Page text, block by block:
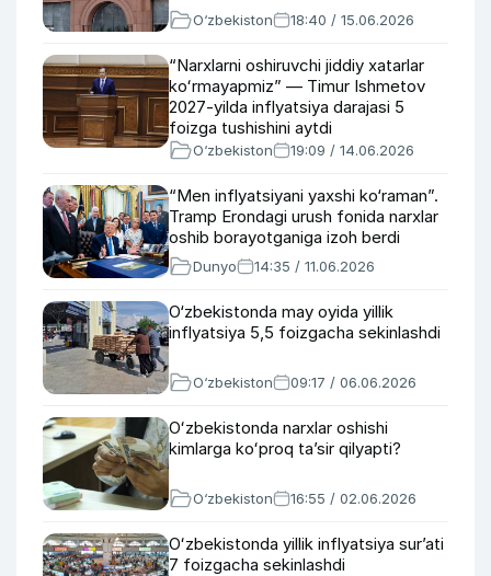
O‘zbekiston 18:40 / 15.06.2026
“Narxlarni oshiruvchi jiddiy xatarlar
koʻrmayapmiz” — Timur Ishmetov
2027-yilda inflyatsiya darajasi 5
foizga tushishini aytdi
O‘zbekiston 19:09 / 14.06.2026
“Men inflyatsiyani yaxshi ko‘raman”.
Tramp Erondagi urush fonida narxlar
oshib borayotganiga izoh berdi
Dunyo 14:35 / 11.06.2026
O‘zbekistonda may oyida yillik
inflyatsiya 5,5 foizgacha sekinlashdi
O‘zbekiston 09:17 / 06.06.2026
Oʻzbekistonda narxlar oshishi
kimlarga koʻproq taʼsir qilyapti?
O‘zbekiston 16:55 / 02.06.2026
Oʻzbekistonda yillik inflyatsiya surʼati
7 foizgacha sekinlashdi